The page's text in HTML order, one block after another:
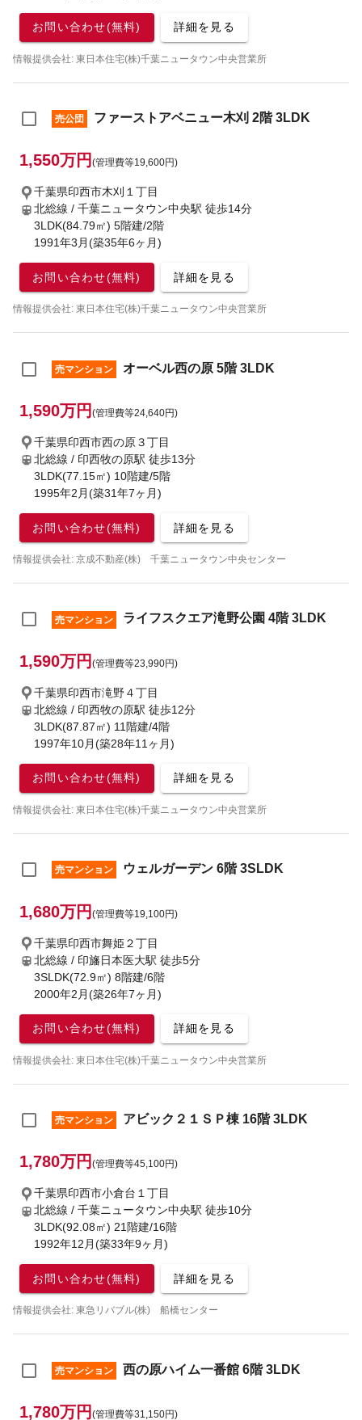
お問い合わせ(無料) 詳細を見る
情報提供会社: 東日本住宅(株)千葉ニュータウン中央営業所
売公団 ファーストアベニュー木刈 2階 3LDK
1,550万円 (管理費等19,600円)
千葉県印西市木刈１丁目
北総線 / 千葉ニュータウン中央駅 徒歩14分
3LDK(84.79㎡) 5階建/2階
1991年3月(築35年6ヶ月)
お問い合わせ(無料) 詳細を見る
情報提供会社: 東日本住宅(株)千葉ニュータウン中央営業所
売マンション オーベル西の原 5階 3LDK
1,590万円 (管理費等24,640円)
千葉県印西市西の原３丁目
北総線 / 印西牧の原駅 徒歩13分
3LDK(77.15㎡) 10階建/5階
1995年2月(築31年7ヶ月)
お問い合わせ(無料) 詳細を見る
情報提供会社: 京成不動産(株) 千葉ニュータウン中央センター
売マンション ライフスクエア滝野公園 4階 3LDK
1,590万円 (管理費等23,990円)
千葉県印西市滝野４丁目
北総線 / 印西牧の原駅 徒歩12分
3LDK(87.87㎡) 11階建/4階
1997年10月(築28年11ヶ月)
お問い合わせ(無料) 詳細を見る
情報提供会社: 東日本住宅(株)千葉ニュータウン中央営業所
売マンション ウェルガーデン 6階 3SLDK
1,680万円 (管理費等19,100円)
千葉県印西市舞姫２丁目
北総線 / 印旛日本医大駅 徒歩5分
3SLDK(72.9㎡) 8階建/6階
2000年2月(築26年7ヶ月)
お問い合わせ(無料) 詳細を見る
情報提供会社: 東日本住宅(株)千葉ニュータウン中央営業所
売マンション アビック２１ＳＰ棟 16階 3LDK
1,780万円 (管理費等45,100円)
千葉県印西市小倉台１丁目
北総線 / 千葉ニュータウン中央駅 徒歩10分
3LDK(92.08㎡) 21階建/16階
1992年12月(築33年9ヶ月)
お問い合わせ(無料) 詳細を見る
情報提供会社: 東急リバブル(株) 船橋センター
売マンション 西の原ハイム一番館 6階 3LDK
1,780万円 (管理費等31,150円)